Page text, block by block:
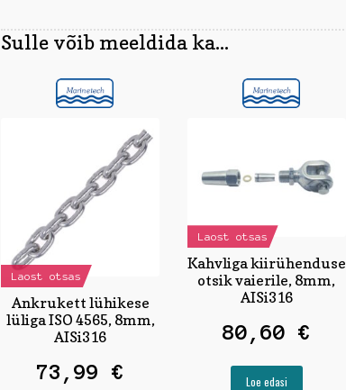
Sulle võib meeldida ka...
Laost otsas
Ankrukett lühikese
lüliga ISO 4565, 8mm,
AISi316
73,99€
Laost otsas
Kahvliga kiirühenduse
otsik vaierile, 8mm,
AISi316
80,60 €
Loe edasi